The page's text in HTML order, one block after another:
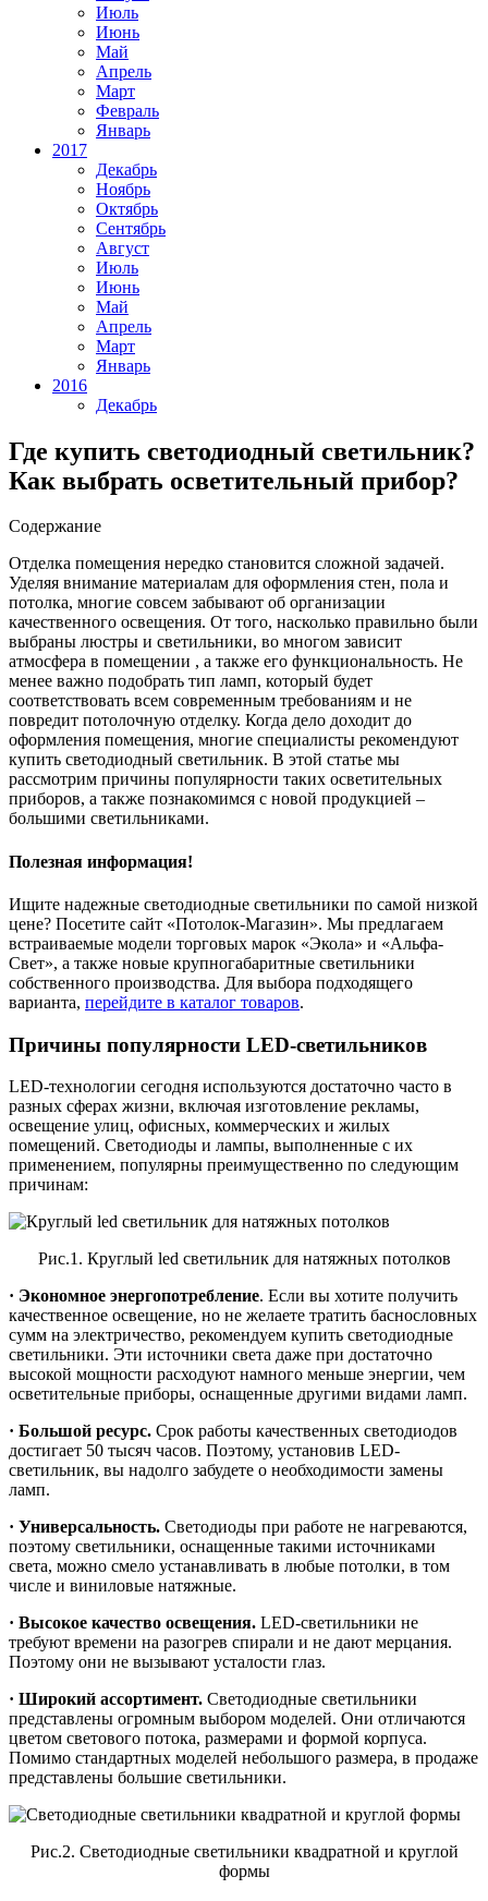
Июль
Июнь
Май
Апрель
Март
Февраль
Январь
2017
Декабрь
Ноябрь
Октябрь
Сентябрь
Август
Июль
Июнь
Май
Апрель
Март
Январь
2016
Декабрь
Где купить светодиодный светильник?
Как выбрать осветительный прибор?
Содержание
Отделка помещения нередко становится сложной задачей.
Уделяя внимание материалам для оформления стен, пола и
потолка, многие совсем забывают об организации
качественного освещения. От того, насколько правильно были
выбраны люстры и светильники, во многом зависит
атмосфера в помещении , а также его функциональность. Не
менее важно подобрать тип ламп, который будет
соответствовать всем современным требованиям и не
повредит потолочную отделку. Когда дело доходит до
оформления помещения, многие специалисты рекомендуют
купить светодиодный светильник. В этой статье мы
рассмотрим причины популярности таких осветительных
приборов, а также познакомимся с новой продукцией –
большими светильниками.
Полезная информация!
Ищите надежные светодиодные светильники по самой низкой
цене? Посетите сайт «Потолок-Магазин». Мы предлагаем
встраиваемые модели торговых марок «Экола» и «Альфа-
Свет», а также новые крупногабаритные светильники
собственного производства. Для выбора подходящего
варианта, перейдите в каталог товаров.
Причины популярности LED-светильников
LED-технологии сегодня используются достаточно часто в
разных сферах жизни, включая изготовление рекламы,
освещение улиц, офисных, коммерческих и жилых
помещений. Светодиоды и лампы, выполненные с их
применением, популярны преимущественно по следующим
причинам:
Рис.1. Круглый led светильник для натяжных потолков
· Экономное энергопотребление. Если вы хотите получить
качественное освещение, но не желаете тратить баснословных
сумм на электричество, рекомендуем купить светодиодные
светильники. Эти источники света даже при достаточно
высокой мощности расходуют намного меньше энергии, чем
осветительные приборы, оснащенные другими видами ламп.
· Большой ресурс. Срок работы качественных светодиодов
достигает 50 тысяч часов. Поэтому, установив LED-
светильник, вы надолго забудете о необходимости замены
ламп.
· Универсальность. Светодиоды при работе не нагреваются,
поэтому светильники, оснащенные такими источниками
света, можно смело устанавливать в любые потолки, в том
числе и виниловые натяжные.
· Высокое качество освещения. LED-светильники не
требуют времени на разогрев спирали и не дают мерцания.
Поэтому они не вызывают усталости глаз.
· Широкий ассортимент. Светодиодные светильники
представлены огромным выбором моделей. Они отличаются
цветом светового потока, размерами и формой корпуса.
Помимо стандартных моделей небольшого размера, в продаже
представлены большие светильники.
Рис.2. Светодиодные светильники квадратной и круглой
формы